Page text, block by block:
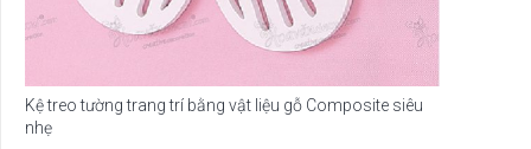
Kệ treo tường trang trí bằng vật liệu gỗ Composite siêu
nhẹ